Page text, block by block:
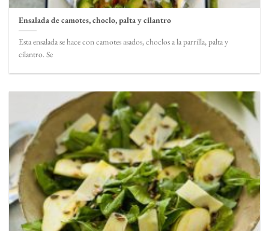
Ensalada de camotes, choclo, palta y cilantro
Esta ensalada se hace con camotes asados, choclos a la parrilla, palta y
cilantro. Se